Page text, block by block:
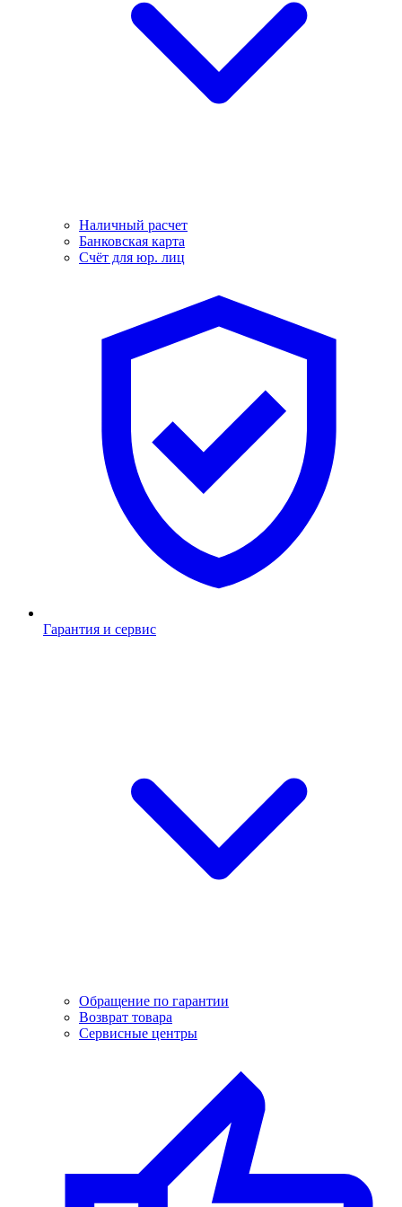
Наличный расчет
Банковская карта
Счёт для юр. лиц
Гарантия и сервис
Обращение по гарантии
Возврат товара
Сервисные центры